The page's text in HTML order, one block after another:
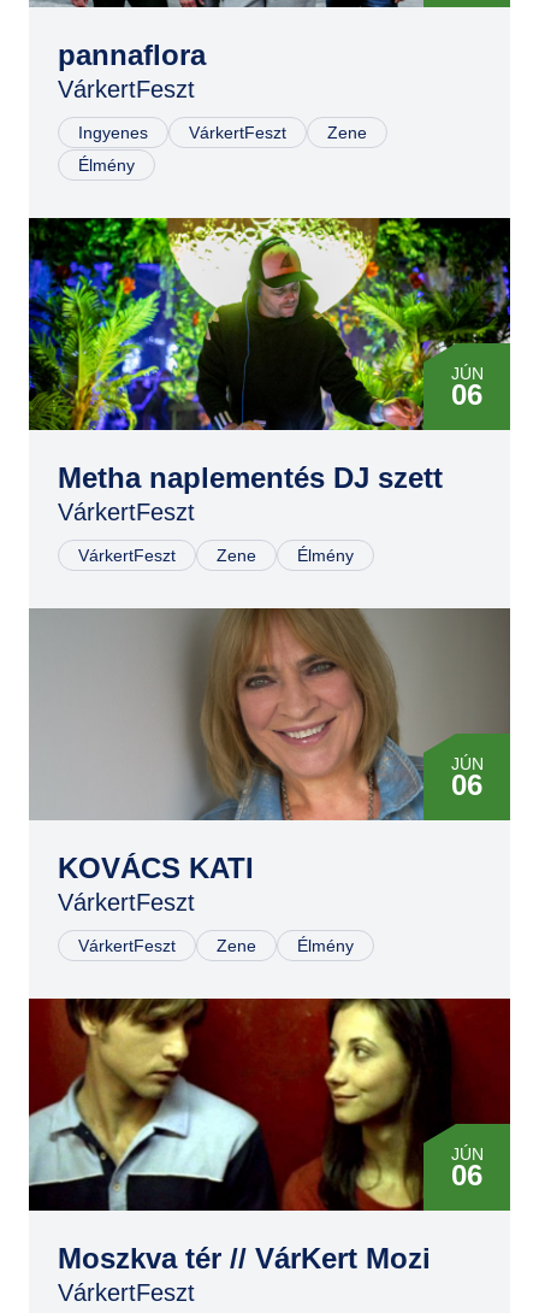
pannaflora
VárkertFeszt
Ingyenes VárkertFeszt
Zene
Élmény
JÚN
06
Metha naplementés DJ szett
VárkertFeszt
VárkertFeszt Zene Élmény
JÚN
06
KOVÁCS KATI
VárkertFeszt
VárkertFeszt Zene Élmény
JÚN
06
Moszkva tér // VárKert Mozi
VárkertFeszt